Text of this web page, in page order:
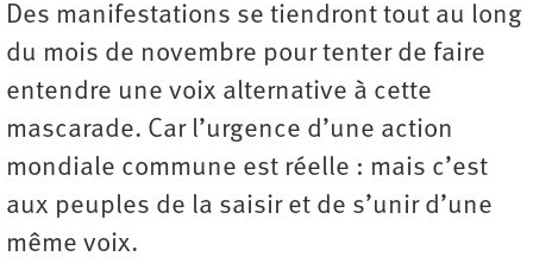
Des manifestations se tiendront tout au long
du mois de novembre pour tenter de faire
entendre une voix alternative à cette
mascarade. Car l’urgence d’une action
mondiale commune est réelle : mais c’est
aux peuples de la saisir et de s’unir d’une
même voix.